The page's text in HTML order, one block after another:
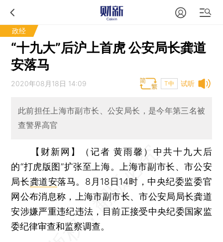
政经
“十九大”后沪上首虎 公安局长龚道
安落马
试听
2020年08月18日 14:09 T中
此前担任上海市副市长、公安局长，是今年第三名被
查警界高官
【财新网】（记者 黄雨馨） 中共十九大后
的“打虎版图”扩张至上海。上海市副市长、市公安
局长龚道安落马。8月18日14时，中央纪委监委官
网公布消息称，上海市副市长、市公安局局长龚道
安涉嫌严重违纪违法，目前正接受中央纪委国家监
委纪律审查和监察调查。